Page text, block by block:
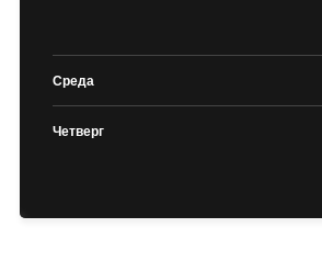
Среда
Четверг